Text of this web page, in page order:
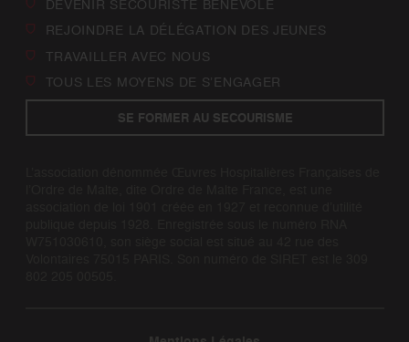
DEVENIR SECOURISTE BÉNÉVOLE
REJOINDRE LA DÉLÉGATION DES JEUNES
TRAVAILLER AVEC NOUS
TOUS LES MOYENS DE S’ENGAGER
SE FORMER AU SECOURISME